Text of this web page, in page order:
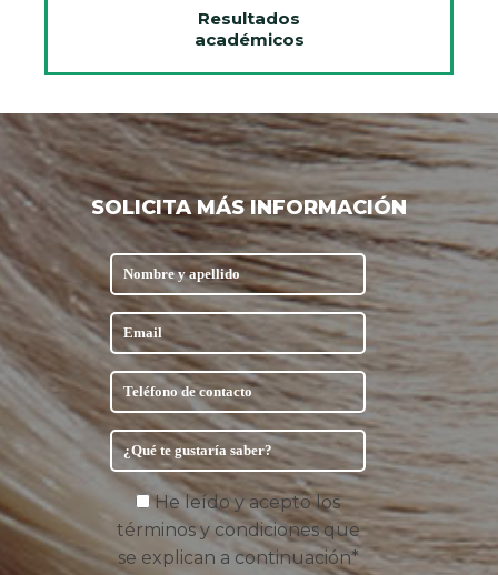
Resultados
académicos
SOLICITA MÁS INFORMACIÓN
He leído y acepto los
términos y condiciones que
se explican a continuación*